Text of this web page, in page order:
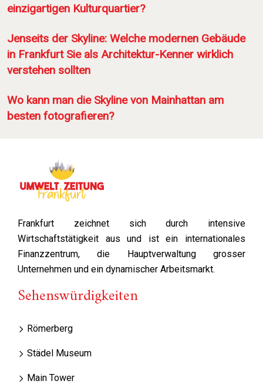
einzigartigen Kulturquartier?
Jenseits der Skyline: Welche modernen Gebäude
in Frankfurt Sie als Architektur-Kenner wirklich
verstehen sollten
Wo kann man die Skyline von Mainhattan am
besten fotografieren?
Frankfurt zeichnet sich durch intensive
Wirtschaftstätigkeit aus und ist ein internationales
Finanzzentrum, die Hauptverwaltung grosser
Unternehmen und ein dynamischer Arbeitsmarkt.
Sehenswürdigkeiten
Römerberg
Städel Museum
Main Tower